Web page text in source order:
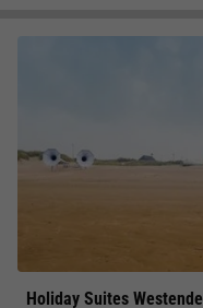
Holiday Suites Westende